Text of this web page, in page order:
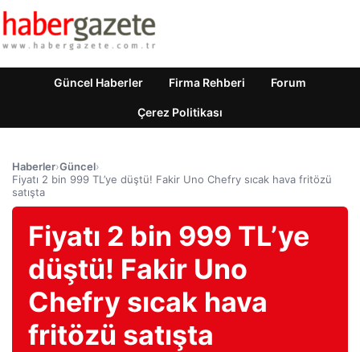
Güncel Haberler Firma Rehberi Forum
Çerez Politikası
Haberler›Güncel›
Fiyatı 2 bin 999 TL’ye düştü! Fakir Uno Chefry sıcak hava fritözü
satışta
Fiyatı 2 bin 999 TL’ye
düştü! Fakir Uno
Chefry sıcak hava
fritözü satışta